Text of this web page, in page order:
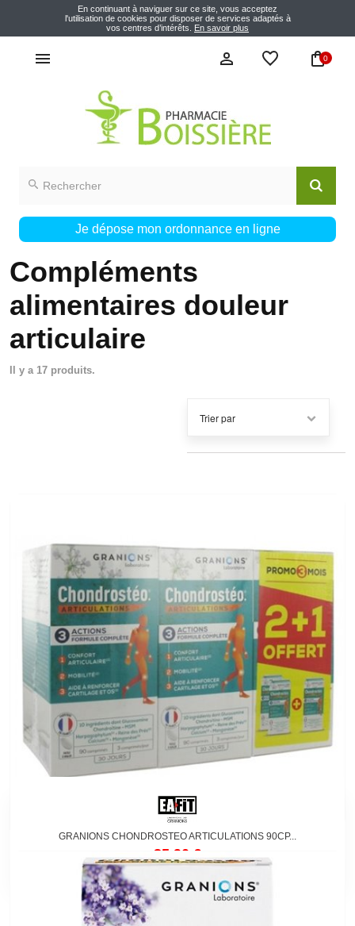
En continuant à naviguer sur ce site, vous acceptez
l'utilisation de cookies pour disposer de services adaptés à
vos centres d’intérêts. En savoir plus
0
Je dépose mon ordonnance en ligne
Compléments
alimentaires douleur
articulaire
Il y a 17 produits.
GRANIONS CHONDROSTEO ARTICULATIONS 90CP...
35,90 €